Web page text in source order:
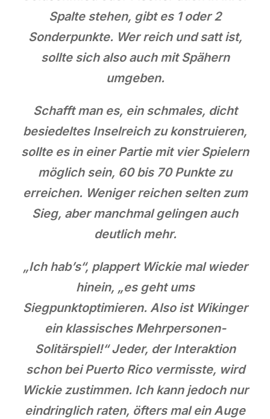
Spalte stehen, gibt es 1 oder 2
Sonderpunkte. Wer reich und satt ist,
sollte sich also auch mit Spähern
umgeben.
Schafft man es, ein schmales, dicht
besiedeltes Inselreich zu konstruieren,
sollte es in einer Partie mit vier Spielern
möglich sein, 60 bis 70 Punkte zu
erreichen. Weniger reichen selten zum
Sieg, aber manchmal gelingen auch
deutlich mehr.
„Ich hab’s“, plappert Wickie mal wieder
hinein, „es geht ums
Siegpunktoptimieren. Also ist Wikinger
ein klassisches Mehrpersonen-
Solitärspiel!“ Jeder, der Interaktion
schon bei Puerto Rico vermisste, wird
Wickie zustimmen. Ich kann jedoch nur
eindringlich raten, öfters mal ein Auge